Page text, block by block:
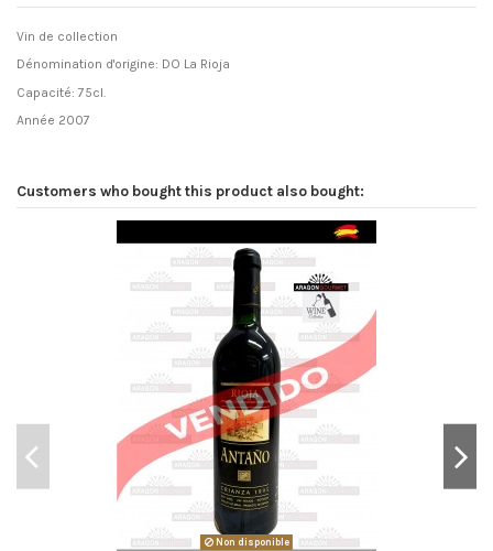
Vin de collection
Dénomination d'origine: DO La Rioja
Capacité: 75cl.
Année 2007
Customers who bought this product also bought:
Non disponible